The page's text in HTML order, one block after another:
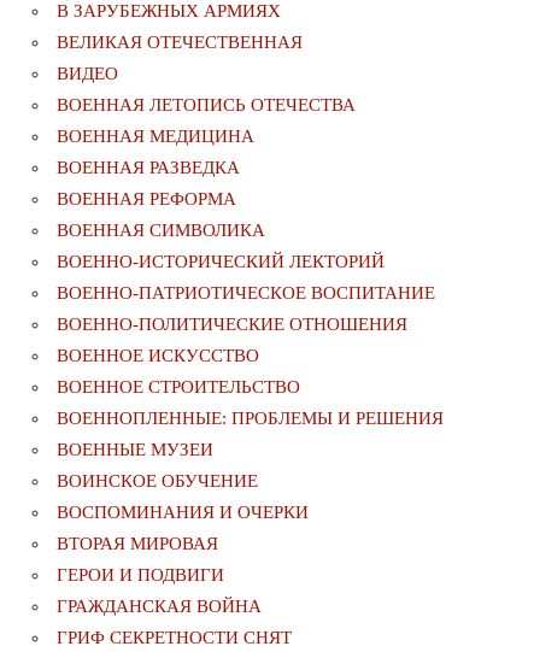
В ЗАРУБЕЖНЫХ АРМИЯХ
ВЕЛИКАЯ ОТЕЧЕСТВЕННАЯ
ВИДЕО
ВОЕННАЯ ЛЕТОПИСЬ ОТЕЧЕСТВА
ВОЕННАЯ МЕДИЦИНА
ВОЕННАЯ РАЗВЕДКА
ВОЕННАЯ РЕФОРМА
ВОЕННАЯ СИМВОЛИКА
ВОЕННО-ИСТОРИЧЕСКИЙ ЛЕКТОРИЙ
ВОЕННО-ПАТРИОТИЧЕСКОЕ ВОСПИТАНИЕ
ВОЕННО-ПОЛИТИЧЕСКИE ОТНОШЕНИЯ
ВОЕННОЕ ИСКУССТВО
ВОЕННОЕ СТРОИТЕЛЬСТВО
ВОЕННОПЛЕННЫЕ: ПРОБЛЕМЫ И РЕШЕНИЯ
ВОЕННЫЕ МУЗЕИ
ВОИНСКОЕ ОБУЧЕНИЕ
ВОСПОМИНАНИЯ И ОЧЕРКИ
ВТОРАЯ МИРОВАЯ
ГЕРОИ И ПОДВИГИ
ГРАЖДАНСКАЯ ВОЙНА
ГРИФ СЕКРЕТНОСТИ СНЯТ